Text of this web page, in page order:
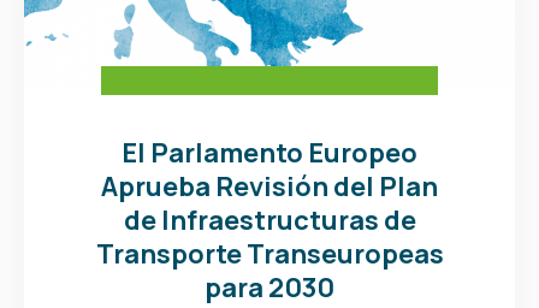
El Parlamento Europeo
Aprueba Revisión del Plan
de Infraestructuras de
Transporte Transeuropeas
para 2030